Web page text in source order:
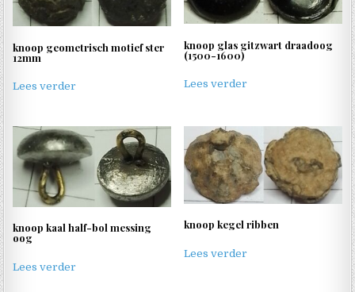
knoop geometrisch motief ster
12mm
Lees verder
knoop glas gitzwart draadoog
(1500-1600)
Lees verder
knoop kaal half-bol messing
oog
Lees verder
knoop kegel ribben
Lees verder